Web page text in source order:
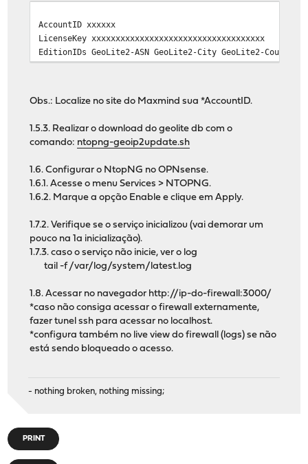
AccountID xxxxxx
LicenseKey xxxxxxxxxxxxxxxxxxxxxxxxxxxxxxxxxxxx
EditionIDs GeoLite2-ASN GeoLite2-City GeoLite2-Country
Obs.: Localize no site do Maxmind sua *AccountID.
1.5.3. Realizar o download do geolite db com o
comando: ntopng-geoip2update.sh
1.6. Configurar o NtopNG no OPNsense.
1.6.1. Acesse o menu Services > NTOPNG.
1.6.2. Marque a opção Enable e clique em Apply.
1.7.2. Verifique se o serviço inicializou (vai demorar um
pouco na 1a inicialização).
1.7.3. caso o serviço não inicie, ver o log
tail -f /var/log/system/latest.log
1.8. Acessar no navegador http://ip-do-firewall:3000/
*caso não consiga acessar o firewall externamente,
fazer tunel ssh para acessar no localhost.
*configura também no live view do firewall (logs) se não
está sendo bloqueado o acesso.
- nothing broken, nothing missing;
PRINT